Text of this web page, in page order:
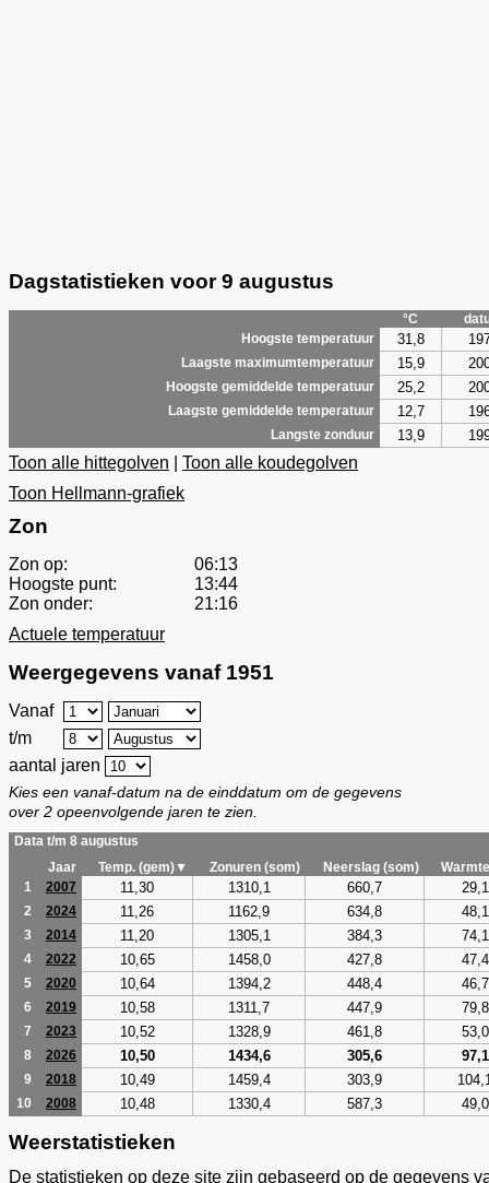
Dagstatistieken voor 9 augustus
°C
Hoogste temperatuur
31,8
Laagste maximumtemperatuur 15,9
Hoogste gemiddelde temperatuur 25,2
Laagste gemiddelde temperatuur 12,7
Langste zonduur 13,9
Toon alle hittegolven
Toon alle koudegolven
Toon Hellmann-grafiek
Zon
Zon op:
06:13
Hoogste punt:
13:44
Zon onder:
21:16
Actuele temperatuur
Weergegevens vanaf 1951
Vanaf
t/m
aantal jaren
Kies een vanaf-datum na de einddatum om de gegevens
over 2 opeenvolgende jaren te zien.
Data t/m 8 augustus
Jaar
Temp. (gem)▼ Zonuren (som) Neerslag (som)
1
2007 11,30 1310,1 660,7 29,1
2 2024 11,26 1162,9 634,8 48,1
3 2014 11,20 1305,1 384,3 74,1
4 2022 10,65 1458,0 427,8 47,4
5 2020 10,64 1394,2 448,4 46,7
6 2019 10,58 1311,7 447,9 79,8
7 2023 10,52 1328,9 461,8 53,0
8 2026 10,50 1434,6 305,6 97,1
9 2018 10,49 1459,4 303,9
10 2008 10,48 1330,4 587,3 49,0
Weerstatistieken
De statistieken op deze site zijn gebaseerd op de gegevens